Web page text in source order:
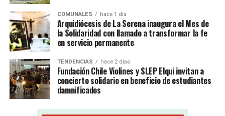
COMUNALES hace 1 día
Arquidiócesis de La Serena inaugura el Mes de
la Solidaridad con llamado a transformar la fe
en servicio permanente
TENDENCIAS hace 2 días
Fundación Chile Violines y SLEP Elqui invitan a
concierto solidario en beneficio de estudiantes
damnificados